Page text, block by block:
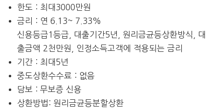
한도 : 최대3000만원
금리 : 연 6.13~ 7.33%
신용등급1등급, 대출기간5년, 원리금균등상환방식, 대
출금액 2천만원, 인정소득고객에 적용되는 금리
기간 : 최대5년
중도상환수수료 : 없음
담보 : 무보증 신용
상환방법: 원리금균등분할상환